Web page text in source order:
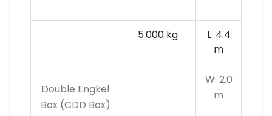
Double Engkel
Box (CDD Box)
5.000 kg
L: 4.4
m
W: 2.0
m